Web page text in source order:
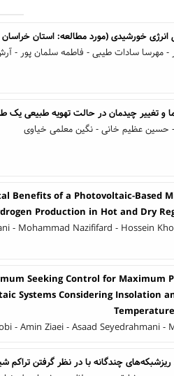
خورشیدی (مورد مطالعه: استان
- مهرسا سادات طیبی - فاطمه سلمان پور - آرش
و تغییر چیدمان در حالت تهویه طبیعی یک
حسین عظیم خانی - نگین معلمی خیاوی
Benefits of a Photovoltaic-Based
Production in Hot and Dry
- Mohammad Nazififard - Hossein
Seeking Control for Maximum
Systems Considering Insolation
- Amin Ziaei - Asaad Seyedrahmani -
چندگانه با در نظر گرفتن